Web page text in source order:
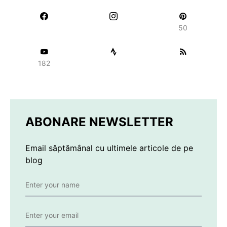
50
182
ABONARE NEWSLETTER
Email săptămânal cu ultimele articole de pe
blog